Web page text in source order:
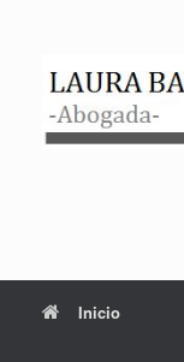
Inicio